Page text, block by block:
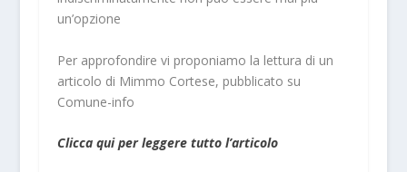
un’opzione
Per approfondire vi proponiamo la lettura di un
articolo di Mimmo Cortese, pubblicato su
Comune-info
Clicca qui per leggere tutto l’articolo